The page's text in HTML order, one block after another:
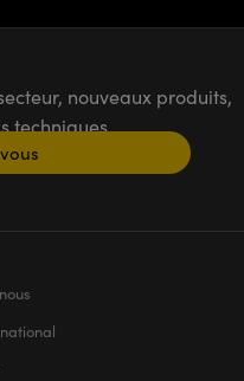
nouveaux produits,
techniques